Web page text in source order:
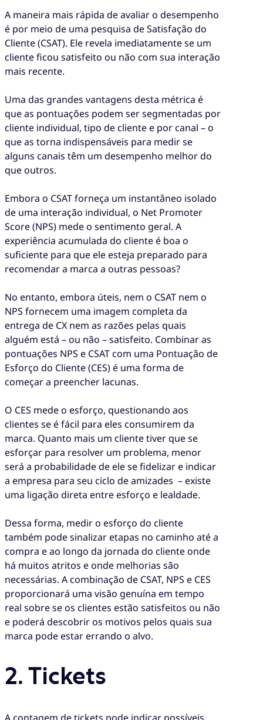
A maneira mais rápida de avaliar o desempenho
é por meio de uma pesquisa de Satisfação do
Cliente (CSAT). Ele revela imediatamente se um
cliente ficou satisfeito ou não com sua interação
mais recente.
Uma das grandes vantagens desta métrica é
que as pontuações podem ser segmentadas por
cliente individual, tipo de cliente e por canal – o
que as torna indispensáveis para medir se
alguns canais têm um desempenho melhor do
que outros.
Embora o CSAT forneça um instantâneo isolado
de uma interação individual, o Net Promoter
Score (NPS) mede o sentimento geral. A
experiência acumulada do cliente é boa o
suficiente para que ele esteja preparado para
recomendar a marca a outras pessoas?
No entanto, embora úteis, nem o CSAT nem o
NPS fornecem uma imagem completa da
entrega de CX nem as razões pelas quais
alguém está – ou não – satisfeito. Combinar as
pontuações NPS e CSAT com uma Pontuação de
Esforço do Cliente (CES) é uma forma de
começar a preencher lacunas.
O CES mede o esforço, questionando aos
clientes se é fácil para eles consumirem da
marca. Quanto mais um cliente tiver que se
esforçar para resolver um problema, menor
será a probabilidade de ele se fidelizar e indicar
a empresa para seu ciclo de amizades – existe
uma ligação direta entre esforço e lealdade.
Dessa forma, medir o esforço do cliente
também pode sinalizar etapas no caminho até a
compra e ao longo da jornada do cliente onde
há muitos atritos e onde melhorias são
necessárias. A combinação de CSAT, NPS e CES
proporcionará uma visão genuína em tempo
real sobre se os clientes estão satisfeitos ou não
e poderá descobrir os motivos pelos quais sua
marca pode estar errando o alvo.
2. Tickets